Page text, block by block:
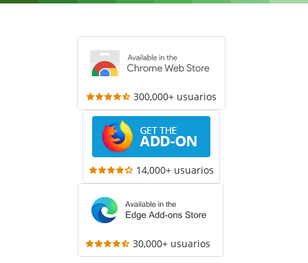
300,000+ usuarios
14,000+ usuarios
30,000+ usuarios